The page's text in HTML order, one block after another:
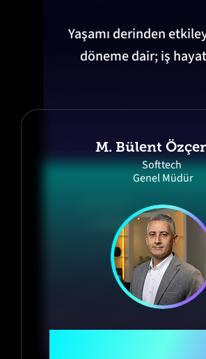
Yaşamı derinden
döneme dair; iş
M. Bülent
Softtech
Genel Müdür